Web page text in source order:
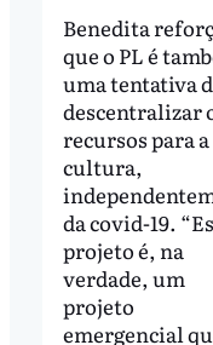
Benedita
que o PL é
uma tentativa
descentralizar
recursos para a
cultura,
da covid-19.
projeto é, na
verdade, um
projeto
emergencial